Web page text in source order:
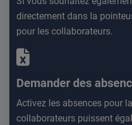
directement dans la
pour les collaborateurs.
Demander des
Activez les absences pour
collaborateurs puissent